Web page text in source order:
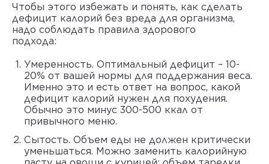
Чтобы этого избежать и понять, как сделать
дефицит калорий без вреда для организма,
надо соблюдать правила здорового
Умеренность. Оптимальный дефицит – 10-
20% от вашей нормы для поддержания веса.
Именно это и есть ответ на вопрос, какой
дефицит калорий нужен для похудения.
Обычно это минус 300-500 ккал от
привычного меню.
Сытость. Объем еды не должен критически
уменьшаться. Можно заменить калорийную